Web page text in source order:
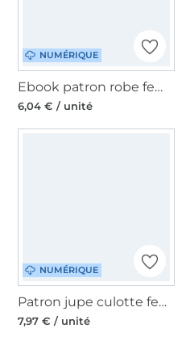
NUMÉRIQUE
Ebook patron robe femme Crossover Schneiderline, en allemand
6,04 € / unité
NUMÉRIQUE
Patron jupe culotte femme pdf Mme Orla Studio Schnittreif, en francais
7,97 € / unité